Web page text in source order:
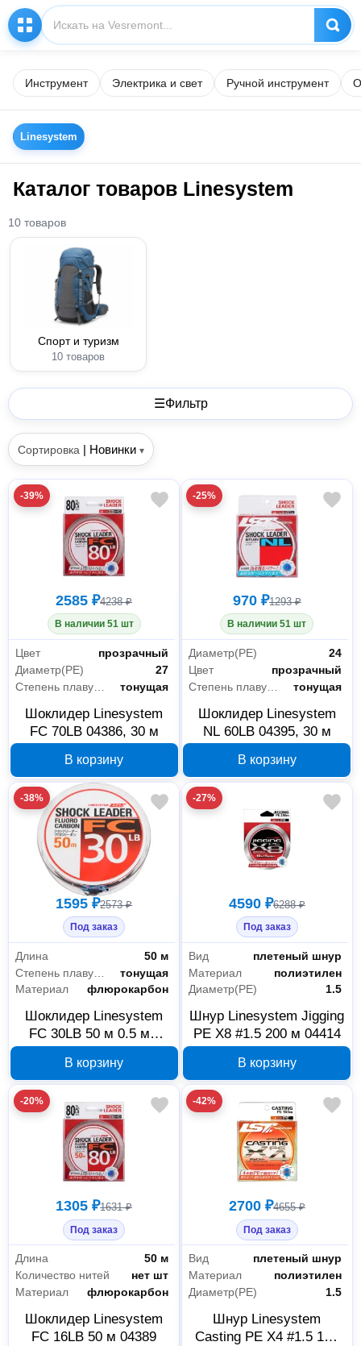
Инструмент Электрика и свет Ручной инструмент
Linesystem
Каталог товаров Linesystem
10 товаров
Спорт и туризм
10 товаров
☰Фильтр
Сортировка | Новинки ▾
-39%
2585 ₽4238 ₽
В наличии 51 шт
Цвет
прозрачный
Диаметр(PE)
27
тонущая
Шоклидер Linesystem
FC 70LB 04386, 30 м
В корзину
-25%
970 ₽1293 ₽
В наличии 51 шт
Диаметр(PE)
24
Цвет
прозрачный
Степень плавучести
тонущая
Шоклидер Linesystem
NL 60LB 04395, 30 м
В корзину
-38%
1595 ₽2573 ₽
Под заказ
Длина
50 м
тонущая
Материал
флюрокарбон
Шоклидер Linesystem
FC 30LB 50 м 0.5 мм
В корзину
-27%
4590 ₽6288 ₽
Под заказ
Вид
плетеный шнур
Материал
полиэтилен
Диаметр(PE)
1.5
Шнур Linesystem Jigging
PE X8 #1.5 200 м 04414
В корзину
-20%
1305 ₽1631 ₽
Под заказ
Длина
50 м
Количество нитей
нет шт
Материал
флюрокарбон
Шоклидер Linesystem
FC 16LB 50 м 04389
-42%
2700 ₽4655 ₽
Под заказ
Вид
плетеный шнур
Материал
полиэтилен
Диаметр(PE)
1.5
Шнур Linesystem
Casting PE X4 #1.5 150